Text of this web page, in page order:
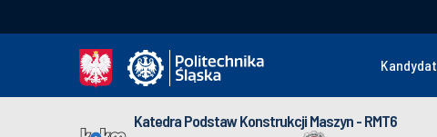
Kandydat
Katedra Podstaw Konstrukcji Maszyn - RMT6